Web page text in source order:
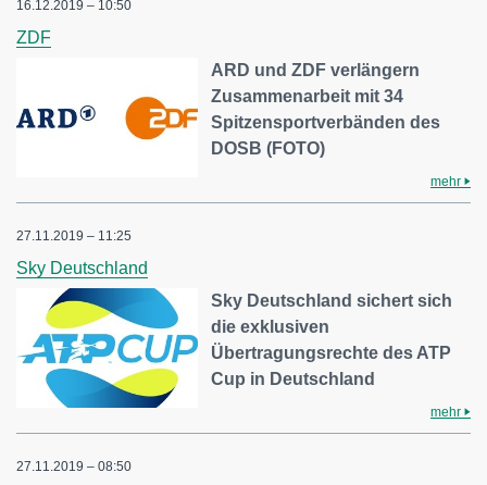
16.12.2019 – 10:50
ZDF
ARD und ZDF verlängern
Zusammenarbeit mit 34
Spitzensportverbänden des
DOSB (FOTO)
mehr
27.11.2019 – 11:25
Sky Deutschland
Sky Deutschland sichert sich
die exklusiven
Übertragungsrechte des ATP
Cup in Deutschland
mehr
27.11.2019 – 08:50